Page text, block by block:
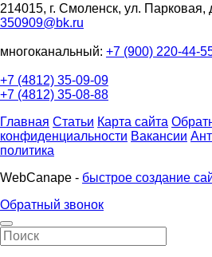
214015, г. Смоленск, ул. Парковая,
350909@bk.ru
многоканальный: +7 (900) 220-44-
+7 (4812) 35-09-09
+7 (4812) 35-08-88
Главная Статьи Карта сайта
конфиденциальности Вакансии
политика
WebCanape - быстрое создание
Обратный звонок